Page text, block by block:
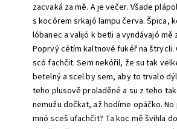
zacvaká za mě. Aje večer. Všade
skocórem srkajó lampu červa. Špica,
lóbanec a valijó k betli a vyndávajó mě
Poprvý cétím kaltnové fukéř na štrycli.
scó fachčit. Sem nekóřil, že su tak
betelný a scel by sem, aby to trvalo
teho plusově proladěné a su z teho
nemužu dočkat, až hodíme opáčko.
mnó sceš ufachčit? Ta koc mě švihla